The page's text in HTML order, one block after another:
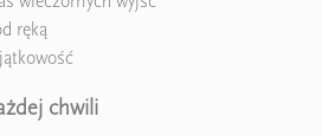
ręką
chwili